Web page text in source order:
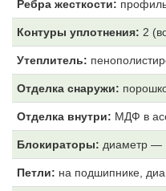
Ребра жесткости:
Контуры уплотнения: 2
Утеплитель:
Отделка снаружи:
Отделка внутри: МДФ в
Блокираторы: диаметр —
Петли: на подшипнике,